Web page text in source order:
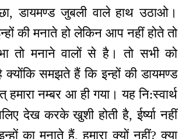
डायमण्ड जुबली वाले हाथ उठाओ।
की मनाते हो लेकिन आप नहीं होते तो
तो मनाने वालों से है। तो सभी को
समझते हैं कि इन्हों की डायमण्ड
हमारा नम्बर आ ही गया। यह नि:स्वार्थ
देख करके खुशी होती है, ईर्ष्या नहीं
का मनाते हैं, हमारा क्यों नहीं? क्या